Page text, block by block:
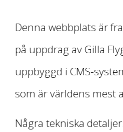
Denna webbplats är
på uppdrag av Gilla
uppbyggd i CMS-
som är världens mest
Några tekniska detaljer: